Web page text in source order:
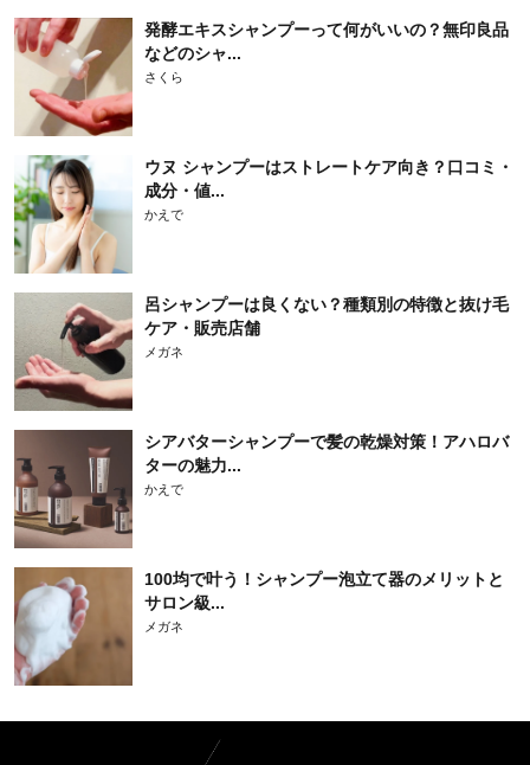
発酵エキスシャンプーって何がいいの？無印良品
などのシャ...
さくら
ウヌ シャンプーはストレートケア向き？口コミ・
成分・値...
かえで
呂シャンプーは良くない？種類別の特徴と抜け毛
ケア・販売店舗
メガネ
シアバターシャンプーで髪の乾燥対策！アハロバ
ターの魅力...
かえで
100均で叶う！シャンプー泡立て器のメリットと
サロン級...
メガネ